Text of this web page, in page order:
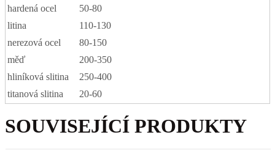
hardená ocel
50-80
litina
110-130
nerezová ocel
80-150
měď
200-350
hliníková slitina
250-400
titanová slitina
20-60
SOUVISEJÍCÍ PRODUKTY